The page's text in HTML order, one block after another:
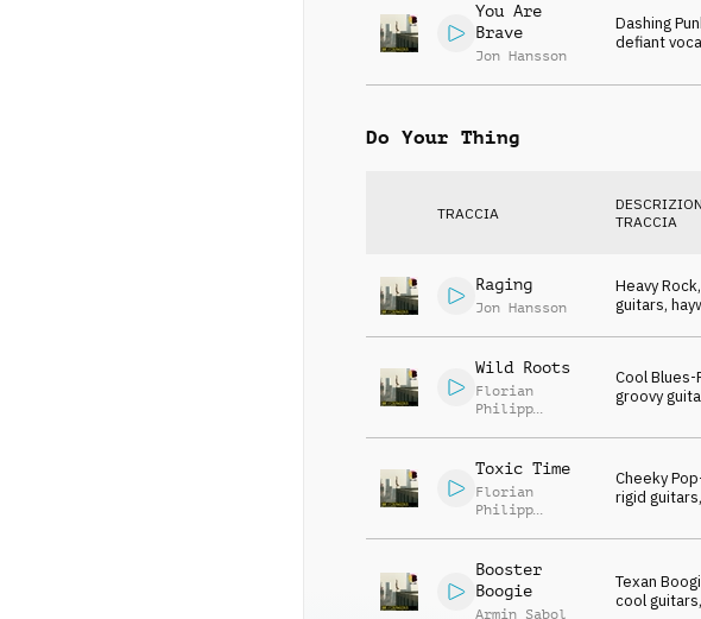
You Are
Brave
Jon Hansson
Dashing
defiant
Do Your Thing
TRACCIA
TRACCIA
Raging
Jon Hansson
Heavy
guitars,
Wild Roots
Florian
Philipp
Cool Blues-
groovy
brave
Toxic Time
Florian
Philipp
Cheeky
rigid
Booster
Boogie
Armin Sabol
Texan
cool